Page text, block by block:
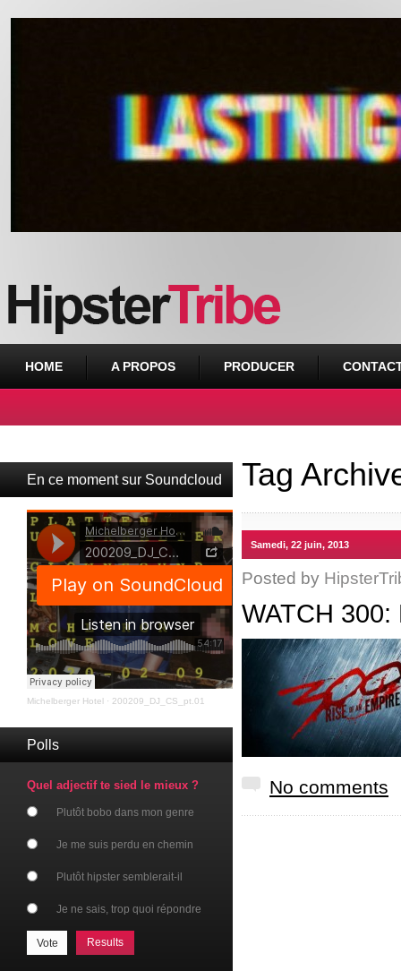
HOME A PROPOS PRODUCER
En ce moment sur Soundcloud
Michelberger Hotel · 200209_DJ_CS_pt.01
Polls
Quel adjectif te sied le mieux ?
Plutôt bobo dans mon genre
Je me suis perdu en chemin
Plutôt hipster semblerait-il
Je ne sais, trop quoi répondre
Results
Tag
Samedi, 22 juin, 2013
Posted by
WATCH 300:
No comments